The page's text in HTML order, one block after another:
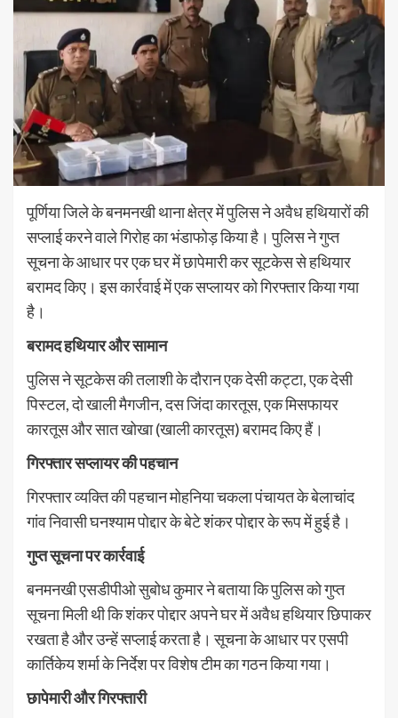
पूर्णिया जिले के बनमनखी थाना क्षेत्र में पुलिस ने अवैध हथियारों की
सप्लाई करने वाले गिरोह का भंडाफोड़ किया है। पुलिस ने गुप्त
सूचना के आधार पर एक घर में छापेमारी कर सूटकेस से हथियार
बरामद किए। इस कार्रवाई में एक सप्लायर को गिरफ्तार किया गया
है।
बरामद हथियार और सामान
पुलिस ने सूटकेस की तलाशी के दौरान एक देसी कट्टा, एक देसी
पिस्टल, दो खाली मैगजीन, दस जिंदा कारतूस, एक मिसफायर
कारतूस और सात खोखा (खाली कारतूस) बरामद किए हैं।
गिरफ्तार सप्लायर की पहचान
गिरफ्तार व्यक्ति की पहचान मोहनिया चकला पंचायत के बेलाचांद
गांव निवासी घनश्याम पोद्दार के बेटे शंकर पोद्दार के रूप में हुई है।
गुप्त सूचना पर कार्रवाई
बनमनखी एसडीपीओ सुबोध कुमार ने बताया कि पुलिस को गुप्त
सूचना मिली थी कि शंकर पोद्दार अपने घर में अवैध हथियार छिपाकर
रखता है और उन्हें सप्लाई करता है। सूचना के आधार पर एसपी
कार्तिकेय शर्मा के निर्देश पर विशेष टीम का गठन किया गया।
छापेमारी और गिरफ्तारी